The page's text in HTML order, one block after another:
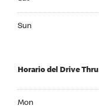
Sun
Horario del Drive Thru
Mon